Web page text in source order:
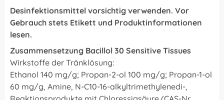
Desinfektionsmittel vorsichtig verwenden. Vor
Gebrauch stets Etikett und Produktinformationen
lesen.
Zusammensetzung Bacillol 30 Sensitive Tissues
Wirkstoffe der Tränklösung:
Ethanol 140 mg/g; Propan-2-ol 100 mg/g; Propan-1-ol
60 mg/g, Amine, N-C10-16-alkyltrimethylenedi-,